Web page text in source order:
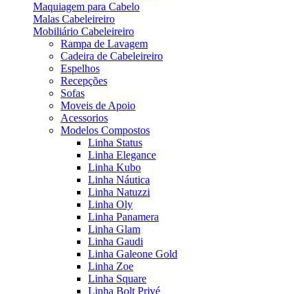
Maquiagem para Cabelo
Malas Cabeleireiro
Mobiliário Cabeleireiro
Rampa de Lavagem
Cadeira de Cabeleireiro
Espelhos
Recepções
Sofas
Moveis de Apoio
Acessorios
Modelos Compostos
Linha Status
Linha Elegance
Linha Kubo
Linha Náutica
Linha Natuzzi
Linha Oly
Linha Panamera
Linha Glam
Linha Gaudi
Linha Galeone Gold
Linha Zoe
Linha Square
Linha Bolt Privé